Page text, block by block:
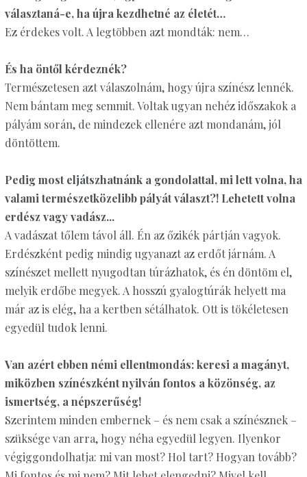
választaná-e, ha újra kezdhetné az életét…
Ez érdekes volt. A legtöbben azt mondták: nem…
És ha öntől kérdeznék?
Természetesen azt válaszolnám, hogy újra színész lennék.
Nem bántam meg semmit. Voltak ugyan nehéz időszakok a
pályám során, de mindezek ellenére azt mondanám, jól
döntöttem.
Pedig most eljátszhatnánk a gondolattal, mi lett volna, ha
valami természetközelibb pályát választ?! Lehetett volna
erdész vagy vadász...
A vadászat tőlem távol áll. Én az őzikék pártján vagyok.
Erdészként pedig mindig ugyanazt az erdőt járnám. A
színészet mellett nyugodtan túrázhatok, és én döntöm el,
melyik erdőbe megyek. A hosszú gyalogtúrák helyett ma
már az is elég, ha a kertben sétálhatok. Ott is tökéletesen
egyedül tudok lenni.
Van azért ebben némi ellentmondás: keresi a magányt,
miközben színészként nyilván fontos a közönség, az
ismertség, a népszerűség!
Szerintem minden embernek – és nem csak a színésznek –
szüksége van arra, hogy néha egyedül legyen. Ilyenkor
végiggondolhatja: mi van most? Hol tart? Hogyan tovább?